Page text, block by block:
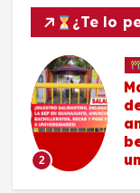
¿Te lo
2